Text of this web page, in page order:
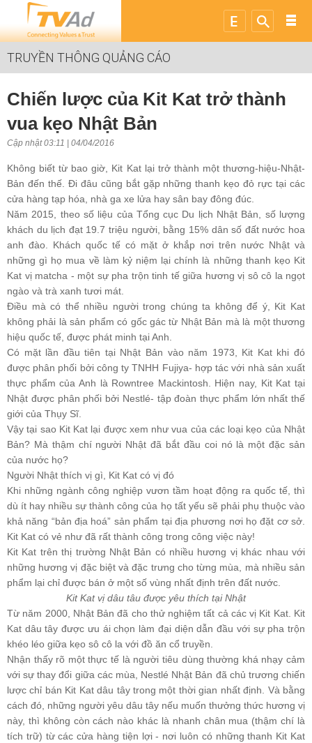
TRUYỀN THÔNG QUẢNG CÁO
Chiến lược của Kit Kat trở thành
vua kẹo Nhật Bản
Cập nhật 03:11 | 04/04/2016
Không biết từ bao giờ, Kit Kat lại trở thành một thương-hiệu-Nhật-
Bản đến thế. Đi đâu cũng bắt gặp những thanh kẹo đỏ rực tại các
cửa hàng tạp hóa, nhà ga xe lửa hay sân bay đông đúc.
Năm 2015, theo số liệu của Tổng cục Du lịch Nhật Bản, số lượng
khách du lịch đạt 19.7 triệu người, bằng 15% dân số đất nước hoa
anh đào. Khách quốc tế có mặt ở khắp nơi trên nước Nhật và
những gì họ mua về làm kỷ niệm lại chính là những thanh kẹo Kit
Kat vị matcha - một sự pha trộn tinh tế giữa hương vị sô cô la ngọt
ngào và trà xanh tươi mát.
Điều mà có thể nhiều người trong chúng ta không để ý, Kit Kat
không phải là sản phẩm có gốc gác từ Nhật Bản mà là một thương
hiệu quốc tế, được phát minh tại Anh.
Có mặt lần đầu tiên tại Nhật Bản vào năm 1973, Kit Kat khi đó
được phân phối bởi công ty TNHH Fujiya- hợp tác với nhà sản xuất
thực phẩm của Anh là Rowntree Mackintosh. Hiện nay, Kit Kat tại
Nhật được phân phối bởi Nestlé- tập đoàn thực phẩm lớn nhất thế
giới của Thụy Sĩ.
Vậy tại sao Kit Kat lại được xem như vua của các loại kẹo của Nhật
Bản? Mà thậm chí người Nhật đã bắt đầu coi nó là một đặc sản
của nước họ?
Người Nhật thích vị gì, Kit Kat có vị đó
Khi những ngành công nghiệp vươn tầm hoạt động ra quốc tế, thì
dù ít hay nhiều sự thành công của họ tất yếu sẽ phải phụ thuộc vào
khả năng “bản địa hoá” sản phẩm tại địa phương nơi họ đặt cơ sở.
Kit Kat có vẻ như đã rất thành công trong công việc này!
Kit Kat trên thị trường Nhật Bản có nhiều hương vị khác nhau với
những hương vị đặc biệt và đặc trưng cho từng mùa, mà nhiều sản
phẩm lại chỉ được bán ở một số vùng nhất định trên đất nước.
Kit Kat vị dâu tâu được yêu thích tại Nhật
Từ năm 2000, Nhật Bản đã cho thử nghiệm tất cả các vị Kit Kat. Kit
Kat dâu tây được ưu ái chọn làm đại diện dẫn đầu với sự pha trộn
khéo léo giữa kẹo sô cô la với đồ ăn cổ truyền.
Nhận thấy rõ một thực tế là người tiêu dùng thường khá nhạy cảm
với sự thay đổi giữa các mùa, Nestlé Nhật Bản đã chủ trương chiến
lược chỉ bán Kit Kat dâu tây trong một thời gian nhất định. Và bằng
cách đó, những người yêu dâu tây nếu muốn thưởng thức hương vị
này, thì không còn cách nào khác là nhanh chân mua (thậm chí là
tích trữ) từ các cửa hàng tiện lợi - nơi luôn có những thanh Kit Kat